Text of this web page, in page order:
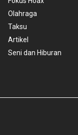
Olahraga
Taksu
Artikel
Seni dan Hiburan